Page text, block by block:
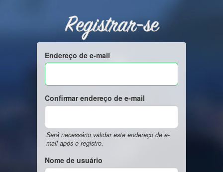
Registrar-se
Endereço de e-mail
Confirmar endereço de e-mail
Será necessário validar este endereço de e-
mail após o registro.
Nome de usuário